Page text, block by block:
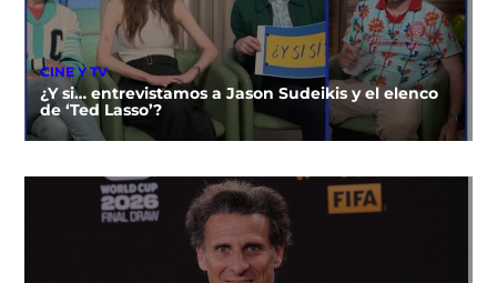
CINE Y TV
¿Y si… entrevistamos a Jason Sudeikis y el elenco
de ‘Ted Lasso’?